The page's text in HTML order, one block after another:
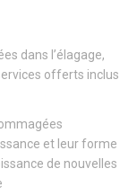
dans l’élagage,
offerts inclus
et leur forme
de nouvelles